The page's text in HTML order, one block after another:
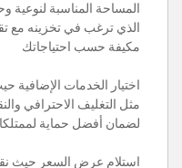
المساحة المناسبة لنوعية
الذي ترغب في تخزينه مع
مكيفة حسب احتياجاتك
اختيار الخدمات
مثل التغليف الاحترافي
لضمان أفضل حماية
استلام عرض السعر